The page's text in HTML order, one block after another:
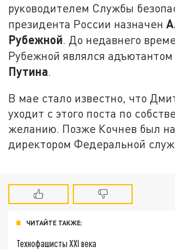
руководителем Службы
президента России назначен
Рубежной. До недавнего
Рубежной являлся адъютантом
Путина.
В мае стало известно, что
уходит с этого поста по
желанию. Позже Кочнев был
директором Федеральной
ЧИТАЙТЕ ТАКЖЕ:
Технофашисты XXI века